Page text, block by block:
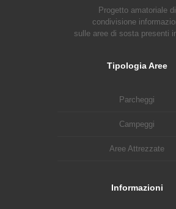
Progetto amatoriale di
condivisione
sulle aree di sosta presenti
Tipologia Aree
Parcheggi
Campeggi
Aree Attrezzate
Informazioni